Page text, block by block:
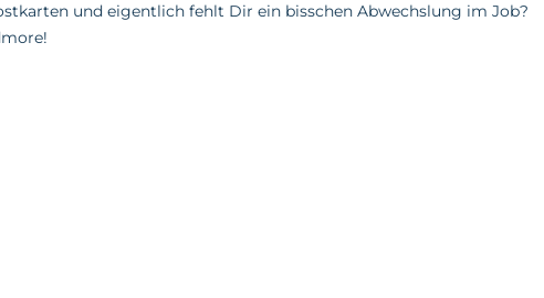
und eigentlich fehlt Dir ein bisschen Abwechslung im Job?